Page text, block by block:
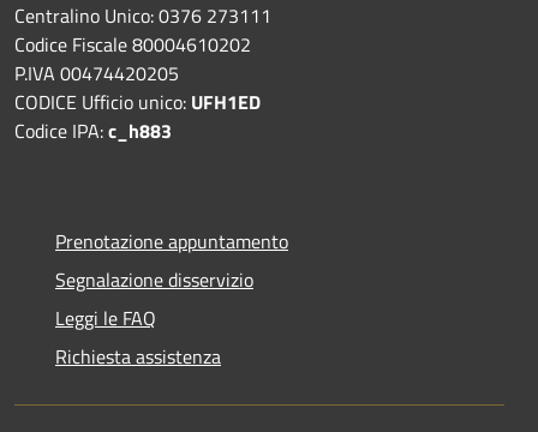
Centralino Unico: 0376 273111
Codice Fiscale 80004610202
P.IVA 00474420205
CODICE Ufficio unico: UFH1ED
Codice IPA:c_h883
Prenotazione appuntamento
Segnalazione disservizio
Leggi le FAQ
Richiesta assistenza